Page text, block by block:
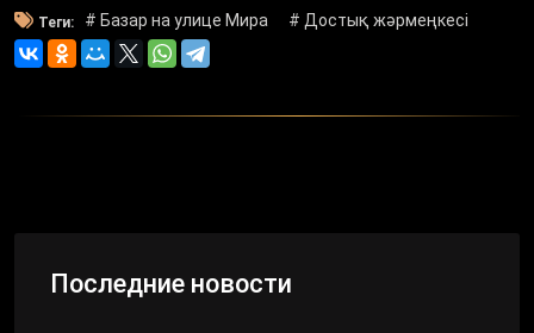
Теги: # Базар на улице Мира # Достық жәрмеңкесі
Последние новости